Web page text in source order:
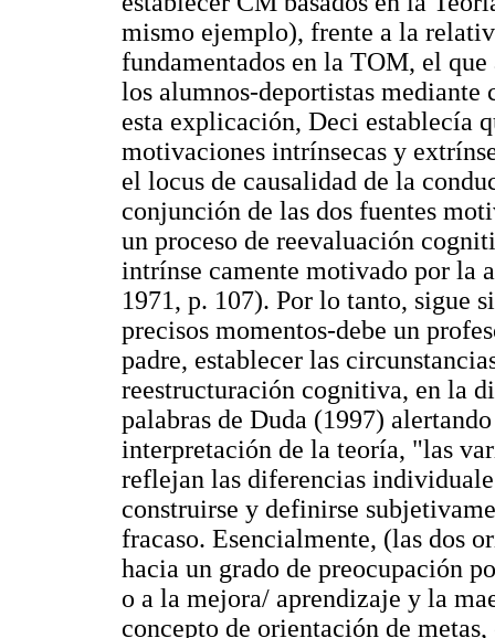
mismo ejemplo), frente a la
fundamentados en la TOM, el
los alumnos-deportistas
esta explicación, Deci establecía
motivaciones intrínsecas y
el locus de causalidad de la
conjunción de las dos fuentes
un proceso de reevaluación
intrínse camente motivado por la
1971, p. 107). Por lo tanto, sigue
precisos momentos-debe un
padre, establecer las
reestructuración cognitiva, en la
palabras de Duda (1997)
interpretación de la teoría, "las
reflejan las diferencias
construirse y definirse
fracaso. Esencialmente, (las dos
hacia un grado de preocupación
o a la mejora/ aprendizaje y la
concepto de orientación de